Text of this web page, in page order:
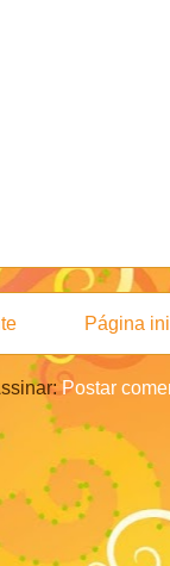
Página
Postar